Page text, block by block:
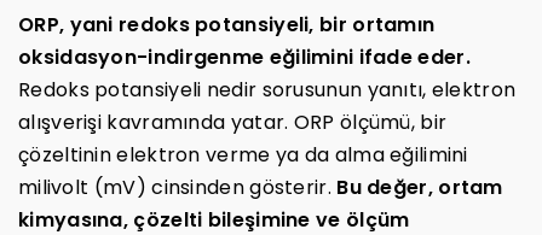
ORP, yani redoks potansiyeli, bir ortamın
oksidasyon-indirgenme eğilimini ifade eder.
Redoks potansiyeli nedir sorusunun yanıtı, elektron
alışverişi kavramında yatar. ORP ölçümü, bir
çözeltinin elektron verme ya da alma eğilimini
milivolt (mV) cinsinden gösterir. Bu değer, ortam
kimyasına, çözelti bileşimine ve ölçüm